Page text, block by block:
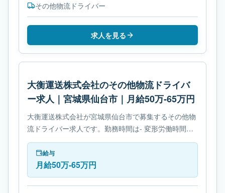
その他物流ドライバー
求人を見る
大衡運送株式会社のその他物流ドライバ
ー求人｜宮城県仙台市｜月給50万-65万円
大衡運送株式会社が宮城県仙台市で募集するその他物
流ドライバー求人です。勤務時間は- 変形労働時間制
です。必要免許は- 運行管理者(貨物)です。
給与
月給50万-65万円